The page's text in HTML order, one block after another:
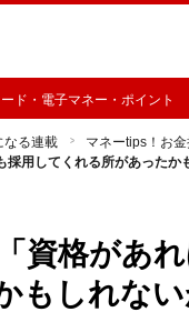
ド・電子マネー・ポイント
なる連載
マネーtips！お
採用してくれる所があった
資格があ
もしれな